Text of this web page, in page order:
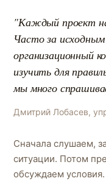
"Каждый проект
Часто за
организационный
изучить для
мы много
Дмитрий Лобасев,
Сначала слушаем,
ситуации. Потом
обсуждаем условия.